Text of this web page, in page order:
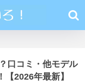
口コミ・他モデル
2026年最新】